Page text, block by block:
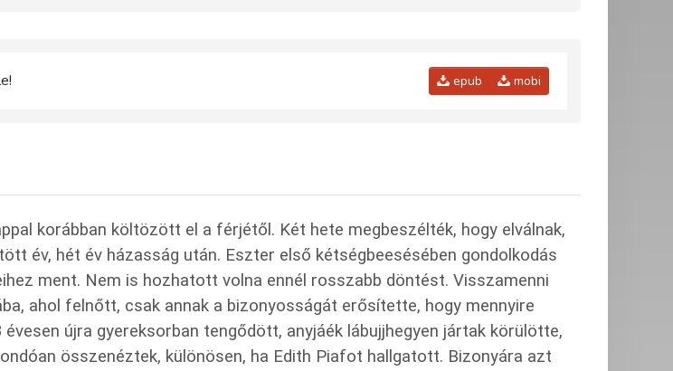
epub mobi
korábban költözött el a férjétől. Két hete megbeszélték, hogy elválnak,
év, hét év házasság után. Eszter első kétségbeesésében gondolkodás
ment. Nem is hozhatott volna ennél rosszabb döntést. Visszamenni
ahol felnőtt, csak annak a bizonyosságát erősítette, hogy mennyire
évesen újra gyereksorban tengődött, anyjáék lábujjhegyen jártak körülötte,
összenéztek, különösen, ha Edith Piafot hallgatott. Bizonyára azt